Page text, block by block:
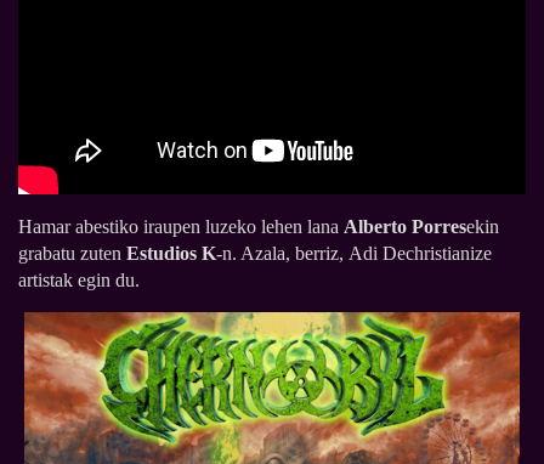
Hamar abestiko iraupen luzeko lehen lana Alberto Porresekin
grabatu zuten Estudios K-n. Azala, berriz, Adi Dechristianize
artistak egin du.